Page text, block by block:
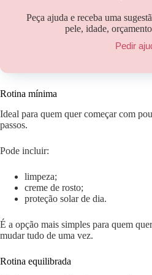
Peça ajuda e receba uma
pele, idade,
Pedir
Rotina mínima
Ideal para quem quer começar com
passos.
Pode incluir:
limpeza;
creme de rosto;
proteção solar de dia.
É a opção mais simples para quem
mudar tudo de uma vez.
Rotina equilibrada